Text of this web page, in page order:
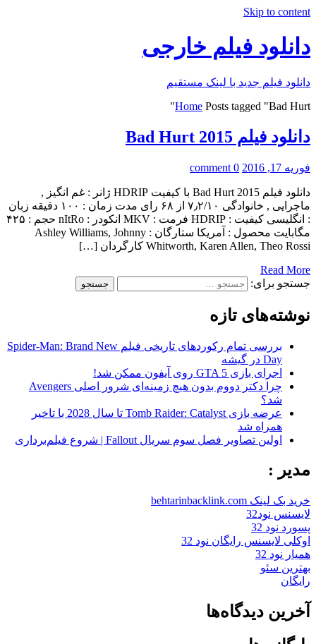
Skip to content
دانلود فیلم خارجی
دانلود فیلم جدید با لینک مستقیم
Home Posts tagged "Bad Hurt"
دانلود فیلم Bad Hurt 2015
فوریه 17, 2016 0 comment
دانلود فیلم Bad Hurt 2015 با کیفیت HDRIP ژانر : غم انگیز ,
ماجرایی , خانوادگی ۷٫۲/۱۰ از ۶۸ رای مدت زمان : ۱۰۰ دقیقه زبان
: انگلیسی کیفیت : HDRIP فرمت : MKV انکودر : nItRo حجم : ۴۲۵
مگابایت محصول : آمریکا ستارگان : Ashley Williams, Johnny
Whitworth, Karen Allen, Theo Rossi کارگردان […]
Read More
جستجو برای:
نوشته‌های تازه
بررسی تمام رکوردهای تاریخی فیلم Spider-Man: Brand New
Day در گیشه
اجرای بازی GTA 5 روی آیفون ممکن شد!
چرا دکتر دووم بدون هیچ زمینه‌ای شرور اصلی Avengers
شد؟
عرضه بازی Tomb Raider: Catalyst تا سال 2028 با تاخیر
همراه شد
اولین تصاویر فصل سوم سریال Fallout | شروع فیلم‌برداری
مدیر :
خرید بک لینک behtarinbacklink.com
لایسنس نود32
پسورد نود 32
اوکلی لایسنس رایگان نود 32
همیار نود 32
بهترین سئو
رایگان
آخرین دیدگاه‌ها